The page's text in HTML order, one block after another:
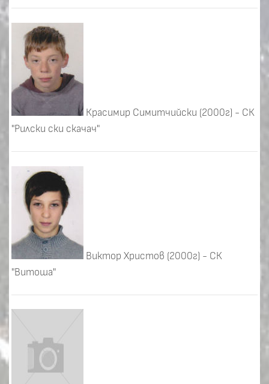
Красимир Симитчийски (2000г) - СК
"Рилски ски скачач"
Виктор Христов (2000г) - СК
"Витоша"